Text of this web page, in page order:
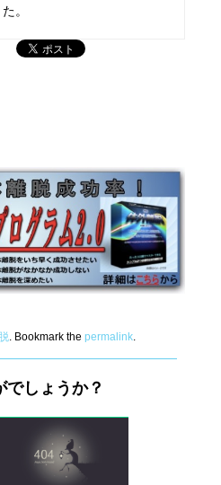
た。
. Bookmark the permalink
でしょうか？